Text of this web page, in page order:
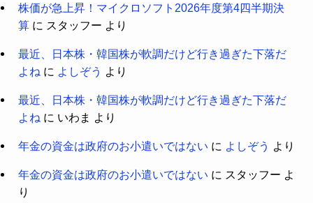
株価が急上昇！マイクロソフト2026年度第4四半期決
算に スタッフー より
最近、日本株・韓国株が軟調だけど行き過ぎた下落だ
よね に よしぞう より
最近、日本株・韓国株が軟調だけど行き過ぎた下落だ
よね に いわま より
年金の資金は政府のお小遣いではない に よしぞう より
年金の資金は政府のお小遣いではない に スタッフー よ
り